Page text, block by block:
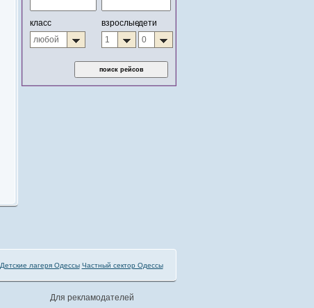
Детские лагеря Одессы Частный сектор Одессы
Для рекламодателей